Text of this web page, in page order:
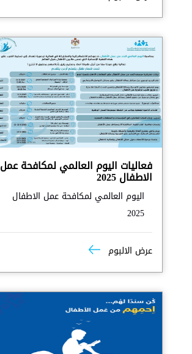
فعاليات اليوم العالمي لمكافحة عمل
الاطفال 2025
اليوم العالمي لمكافحة عمل الاطفال
2025
عرض الالبوم